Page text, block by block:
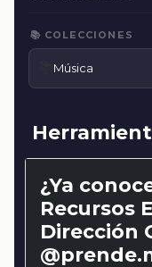
📚 COLECCIONES
Música
¿Ya
Recursos
Dirección